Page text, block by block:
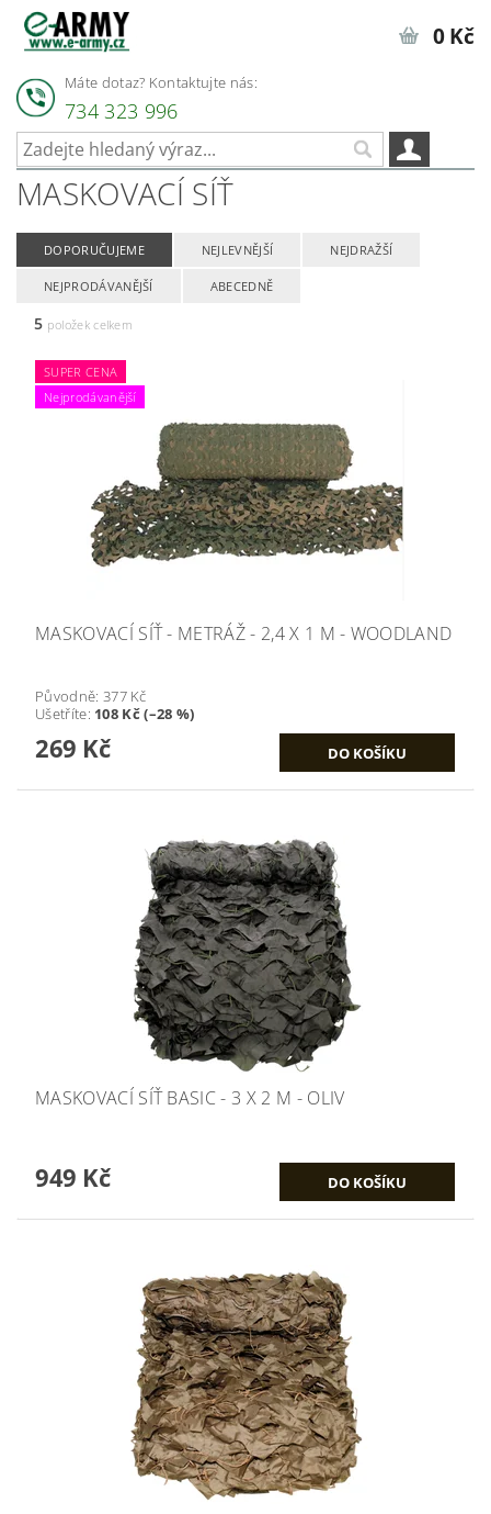
Máte dotaz? Kontaktujte nás:
734 323 996
0 Kč
MASKOVACÍ SÍŤ
DOPORUČUJEME NEJLEVNĚJŠÍ NEJDRAŽŠÍ
NEJPRODÁVANĚJŠÍ ABECEDNĚ
5 položek celkem
SUPER CENA
Nejprodávanější
MASKOVACÍ SÍŤ - METRÁŽ - 2,4 X 1 M - WOODLAND
Původně: 377 Kč
Ušetříte: 108 Kč (–28 %)
269 Kč
MASKOVACÍ SÍŤ BASIC - 3 X 2 M - OLIV
949 Kč